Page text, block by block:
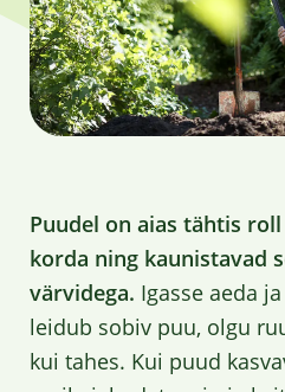
Puudel on aias tähtis
korda ning kaunistavad
värvidega. Igasse aeda
leidub sobiv puu, olgu
kui tahes. Kui puud